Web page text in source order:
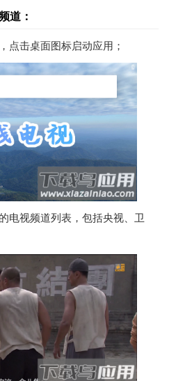
道：
点击桌面图标启动应用；
电视频道列表，包括央视、卫